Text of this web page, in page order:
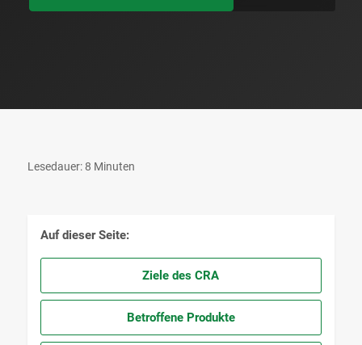
Lesedauer: 8 Minuten
Auf dieser Seite:
Ziele des CRA
Betroffene Produkte